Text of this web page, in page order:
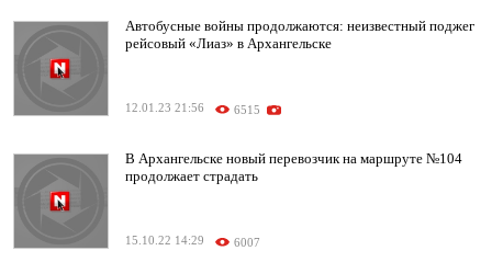
Автобусные войны продолжаются: неизвестный поджег
рейсовый «Лиаз» в Архангельске
12.01.23 21:56 6515
В Архангельске новый перевозчик на маршруте №104
продолжает страдать
15.10.22 14:29 6007